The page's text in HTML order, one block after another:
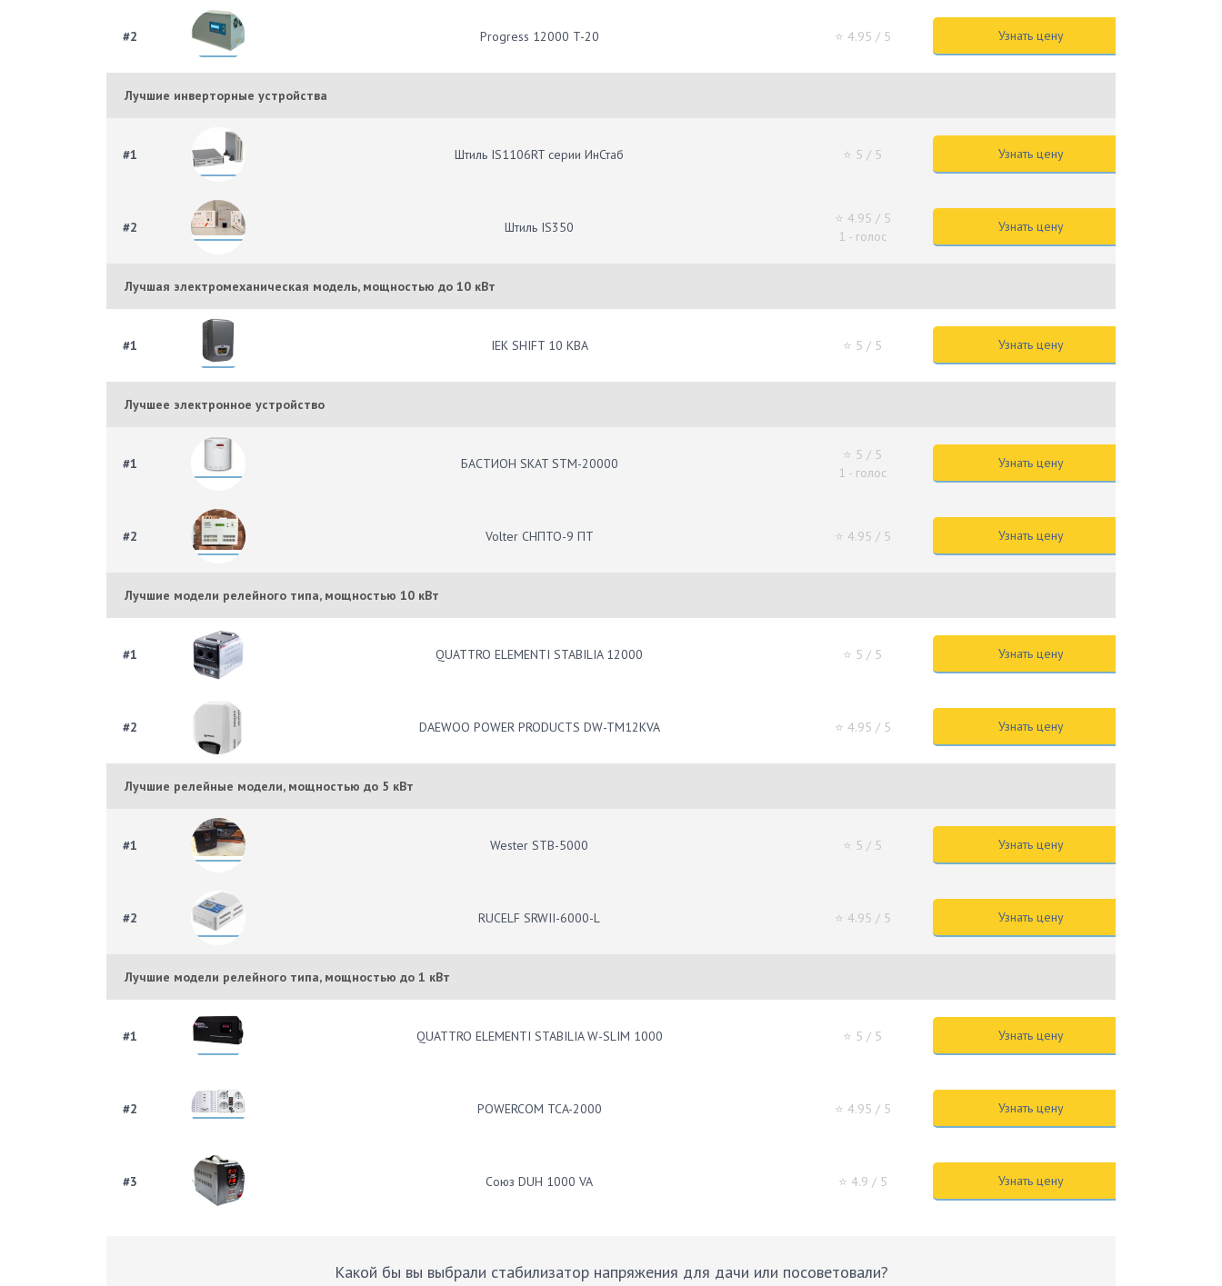
#2 Progress 12000 T-20 ⭐ 4.95 / 5 Узнать цену
Лучшие инверторные устройства
#1 Штиль IS1106RT серии ИнСтаб ⭐ 5 / 5 Узнать цену
#2 Штиль IS350
⭐ 4.95 / 5
1 - голос
Узнать цену
Лучшая электромеханическая модель, мощностью до 10 кВт
#1 IEK SHIFT 10 КВА ⭐ 5 / 5 Узнать цену
Лучшее электронное устройство
#1 БАСТИОН SKAT STM-20000
⭐ 5 / 5
1 - голос
Узнать цену
#2 Volter СНПТО-9 ПТ ⭐ 4.95 / 5 Узнать цену
Лучшие модели релейного типа, мощностью 10 кВт
#1 QUATTRO ELEMENTI STABILIA 12000 ⭐ 5 / 5 Узнать цену
#2 DAEWOO POWER PRODUCTS DW-TM12KVA ⭐ 4.95 / 5 Узнать цену
Лучшие релейные модели, мощностью до 5 кВт
#1 Wester STB-5000 ⭐ 5 / 5 Узнать цену
#2 RUCELF SRWII-6000-L ⭐ 4.95 / 5 Узнать цену
Лучшие модели релейного типа, мощностью до 1 кВт
#1 QUATTRO ELEMENTI STABILIA W-SLIM 1000 ⭐ 5 / 5 Узнать цену
#2 POWERCOM TCA-2000 ⭐ 4.95 / 5 Узнать цену
#3 Союз DUH 1000 VA ⭐ 4.9 / 5 Узнать цену
Какой бы вы выбрали стабилизатор напряжения для дачи или посоветовали?